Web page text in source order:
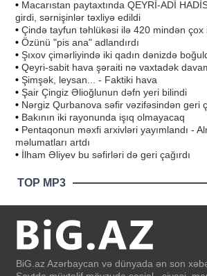
• Macarıstan paytaxtında QEYRİ-ADİ
girdi, sərnişinlər təxliyə edildi
• Çində tayfun təhlükəsi ilə 420 mindən çox
• Özünü "pis ana" adlandırdı
• Şıxov çimərliyində iki qadın dənizdə
• Qeyri-sabit hava şəraiti nə vaxtadək
• Şimşək, leysan... - Faktiki hava
• Şair Çingiz Əlioğlunun dəfn yeri bilindi
• Nərgiz Qurbanova səfir vəzifəsindən geri
• Bakının iki rayonunda işıq olmayacaq
• Pentaqonun məxfi arxivləri yayımlandı -
məlumatları artdı
• İlham Əliyev bu səfirləri də geri çağırdı
TOP MP3
BiG.az Azərbaycan və dünyada ən son